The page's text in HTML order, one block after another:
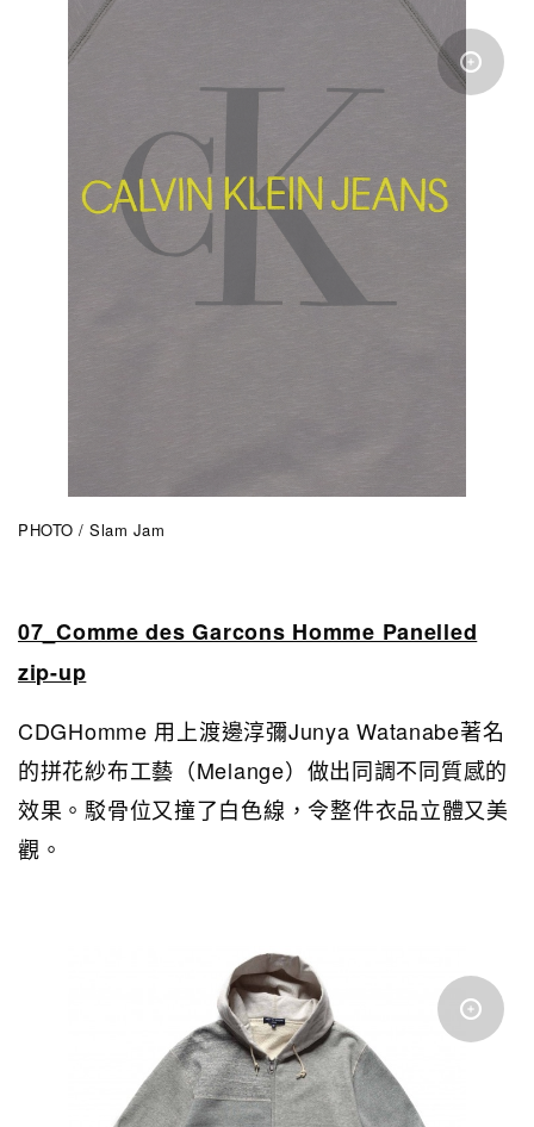
PHOTO / Slam Jam
07_Comme des Garcons Homme Panelled
zip-up
CDGHomme 用上渡邊淳彌Junya Watanabe著名
的拼花紗布工藝（Melange）做出同調不同質感的
效果。駁骨位又撞了白色線，令整件衣品立體又美
觀。